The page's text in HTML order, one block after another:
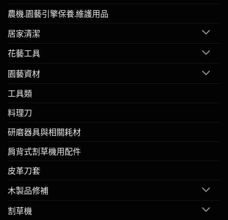
農機.園藝引擎保養.維護用品
居家清潔
花藝工具
園藝資材
工具類
料理刀
研磨器具與相關耗材
肩背式割草機用配件
皮革刀套
木製品修補
割草機